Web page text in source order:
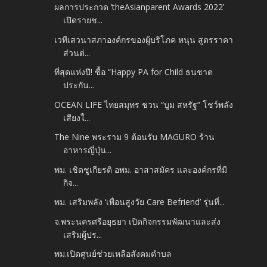
ผลการประกวด ‘theAsianparent Awards 2022’
เปิดรายช...
เวทีเสวนาสภาองค์กรของผู้บริโภค หนุน สูตรราคา
ส่วนต่...
ที่สุดแห่งปี! ซื้อ “Happy PA for Child ธนชาต
ประกัน...
OCEAN LIFE ไทยสมุทร ชวน “บูม สหรัฐ” โชว์พลัง
เสียงใ...
The Nine พระราม 9 ต้อนรับ MAGURO ร้าน
อาหารญี่ปุ่น...
พม. เชิดชูเกียรติ อพม. อาสาสมัคร และองค์กรที่มี
กิจ...
พม. เสริมพลัง ‘เพื่อนสูงวัย Care Befriend’ รุ่นที่...
จ.พระนครศรีอยุธยา เปิดกิจกรรมพัฒนาและส่ง
เสริมผู้ปร...
พม.เปิดศูนย์ช่วยเหลือสังคมตำบล